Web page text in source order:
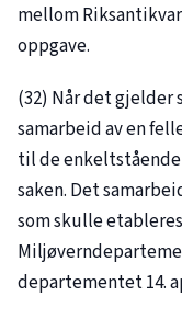
mellom
oppgave.
(32) Når det gjelder
samarbeid av en
til de
saken. Det
som skulle
departementet 14.